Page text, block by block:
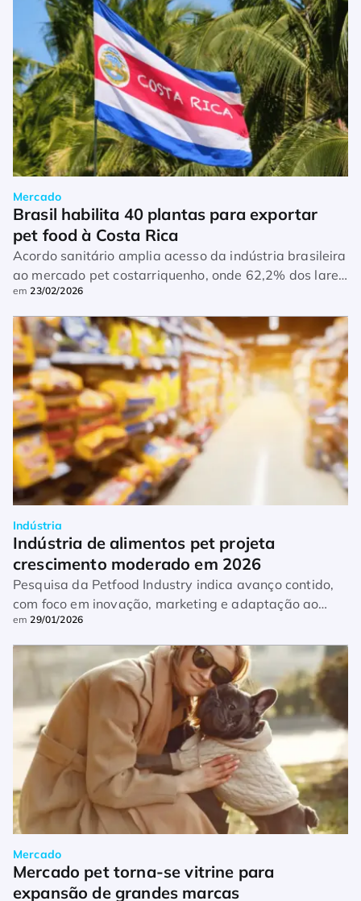
Mercado
Brasil habilita 40 plantas para exportar
pet food à Costa Rica
Acordo sanitário amplia acesso da indústria brasileira
ao mercado pet costarriquenho, onde 62,2% dos lares
têm cães ou gatos
em23/02/2026
Indústria
Indústria de alimentos pet projeta
crescimento moderado em 2026
Pesquisa da Petfood Industry indica avanço contido,
com foco em inovação, marketing e adaptação ao
consumidor
em29/01/2026
Mercado
Mercado pet torna-se vitrine para
expansão de grandes marcas